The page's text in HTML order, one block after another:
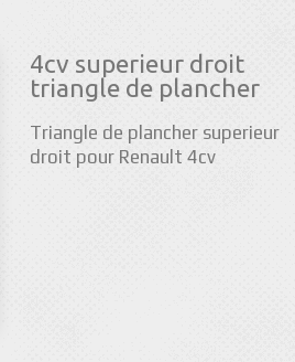
4cv superieur droit
triangle de plancher
Triangle de plancher superieur
droit pour Renault 4cv